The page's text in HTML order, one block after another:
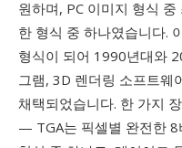
원하며, PC 이미지 형식
한 형식 중 하나였습니다.
형식이 되어 1990년대와
그램, 3D 렌더링 소프트웨
채택되었습니다. 한 가지
— TGA는 픽셀별 완전한 8